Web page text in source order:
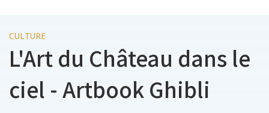
CULTURE
L'Art du Château dans le
ciel - Artbook Ghibli